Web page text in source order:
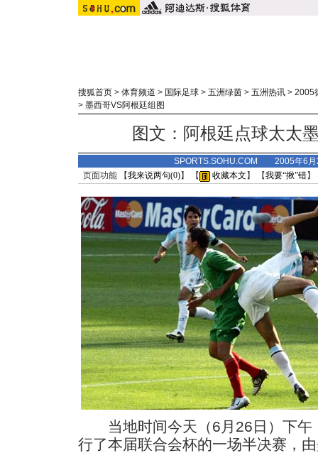
搜狐首页 > 体育频道 > 国际足球 > 五洲绿茵 > 五洲热讯 > 2005
> 墨西哥VS阿根廷组图
图文：阿根廷点球太太
SPORTS.SOHU.COM 2005年6
页面功能 【我来说两句(0)】 【 收藏本文 】 【我要“揪”错】
当地时间今天（6月26日）下午
行了本届联合会杯的一场半决赛，